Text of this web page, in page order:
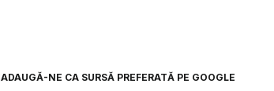
ADAUGĂ-NE CA SURSĂ PREFERATĂ PE GOOGLE